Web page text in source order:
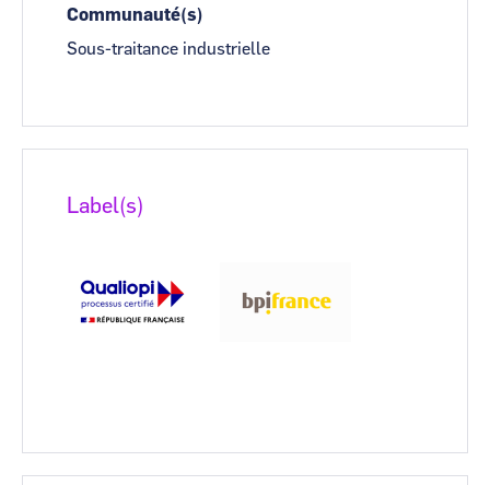
Communauté(s)
Sous-traitance industrielle
Label(s)